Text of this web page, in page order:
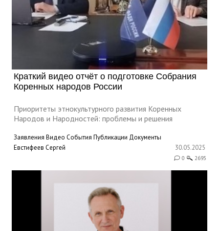
Краткий видео отчёт о подготовке Собрания
Коренных народов России
Приоритеты этнокультурного развития Коренных
Народов и Народностей: проблемы и решения
Заявления Видео События Публикации Документы
Евстифеев Сергей
30.05.2025
0 2695